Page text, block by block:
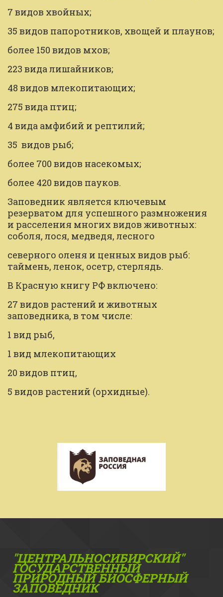
7 видов хвойных;
35 видов папоротников, хвощей и плаунов;
более 150 видов мхов;
223 вида лишайников;
48 видов млекопитающих;
275 вида птиц;
4 вида амфибий и рептилий;
35  видов рыб;
более 700 видов насекомых;
более 420 видов пауков.
Заповедник является ключевым
резерватом для успешного размножения
и расселения многих видов животных:
соболя, лося, медведя, лесного
северного оленя и ценных видов рыб:
таймень, ленок, осетр, стерлядь.
В Красную книгу РФ включено:
27 видов растений и животных
заповедника, в том числе:
1 вид рыб,
1 вид млекопитающих
20 видов птиц,
5 видов растений (орхидные).
"ЦЕНТРАЛЬНОСИБИРСКИЙ"
ГОС­УДАРСТВЕННЫЙ
ПРИРОДНЫЙ БИОСФЕРНЫЙ
ЗАПОВЕДНИК